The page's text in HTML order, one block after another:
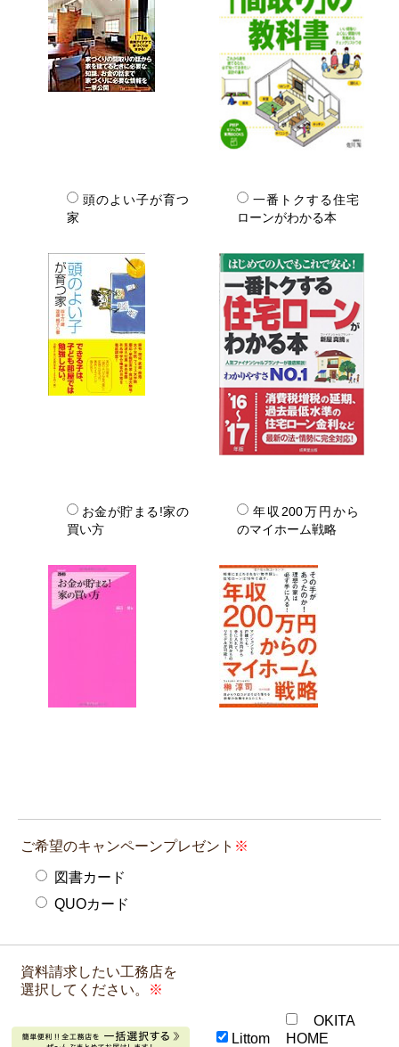
頭のよい子が育つ
家
一番トクする住宅
ローンがわかる本
お金が貯まる!家の
買い方
年収200万円から
のマイホーム戦略
ご希望のキャンペーンプレゼント
図書カード
QUOカード
資料請求したい工務店を
選択してください。
Littom
OKITA
HOME